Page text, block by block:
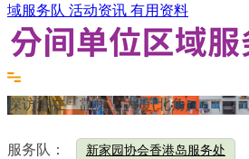
域服务队 活动资讯 有用资料
探访潜在「劏房」大厦(北角)
服务队： 新家园协会香港岛服务处